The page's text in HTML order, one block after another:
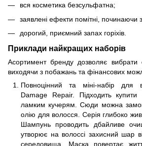
вся косметика безсульфатна;
заявлені ефекти помітні, починаючи
дорогий, приємний запах горіхів.
Приклади найкращих наборів
Асортимент бренду дозволяє вибрати
виходячи з побажань та фінансових
Повноцінний та міні-набір для
Damage Repair. Підходить купити
ламким кучерям. Сюди можна
олію для волосся. Серія глибоко
Шампунь проводить дбайливе
утворює на волоссі захисний шар
середовища. Маска повертає